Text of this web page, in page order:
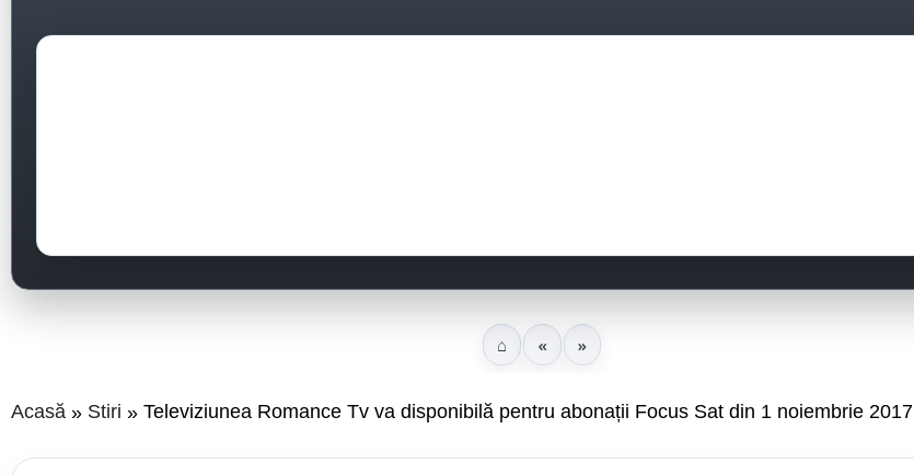
⌂ « »
Acasă Stiri Televiziunea Romance Tv va disponibilă pentru abonații Focus Sat din 1 noiembrie 2017